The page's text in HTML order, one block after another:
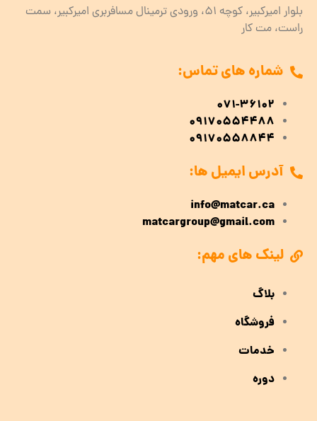
بلوار امیرکبیر، کوچه 51، ورودی ترمینال مسافربری امیرکبیر، سمت
راست، مت کار
شماره های تماس:
071-36102
09170554488
09170558844
آدرس ایمیل ها:
info@matcar.ca
matcargroup@gmail.com
لینک های مهم:
بلاگ
فروشگاه
خدمات
دوره